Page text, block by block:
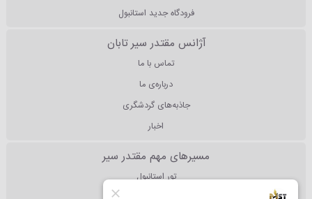
فرودگاه جدید استانبول
آژانس مقتدر سیر تابان
تماس با ما
درباره‌ی ما
جاذبه‌های گردشگری
اخبار
مسیرهای مهم مقتدر سیر
تور استانبول